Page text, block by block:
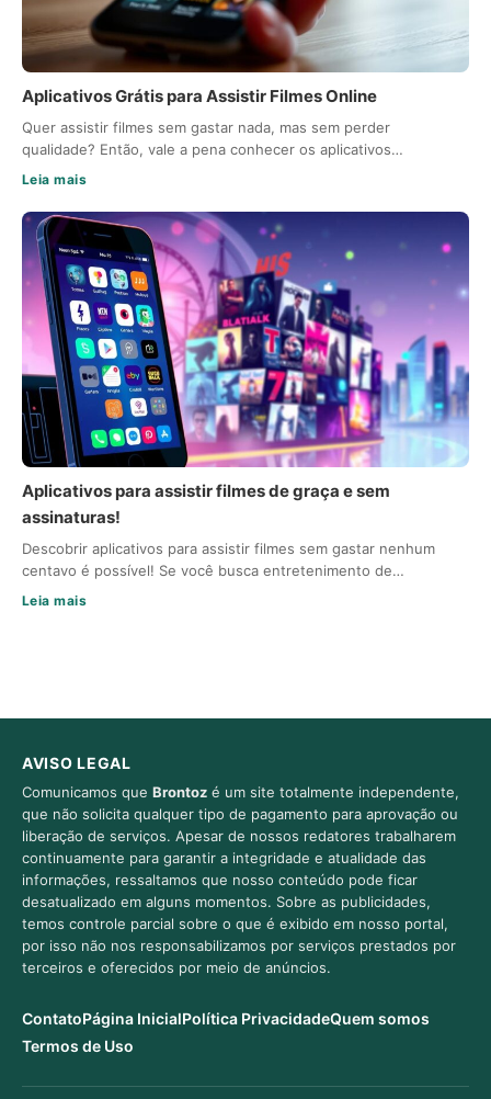
Aplicativos Grátis para Assistir Filmes Online
Quer assistir filmes sem gastar nada, mas sem perder
qualidade? Então, vale a pena conhecer os aplicativos…
Leia mais
Aplicativos para assistir filmes de graça e sem
assinaturas!
Descobrir aplicativos para assistir filmes sem gastar nenhum
centavo é possível! Se você busca entretenimento de…
Leia mais
AVISO LEGAL
Comunicamos que Brontoz é um site totalmente independente,
que não solicita qualquer tipo de pagamento para aprovação ou
liberação de serviços. Apesar de nossos redatores trabalharem
continuamente para garantir a integridade e atualidade das
informações, ressaltamos que nosso conteúdo pode ficar
desatualizado em alguns momentos. Sobre as publicidades,
temos controle parcial sobre o que é exibido em nosso portal,
por isso não nos responsabilizamos por serviços prestados por
terceiros e oferecidos por meio de anúncios.
ContatoPágina InicialPolítica PrivacidadeQuem somos
Termos de Uso